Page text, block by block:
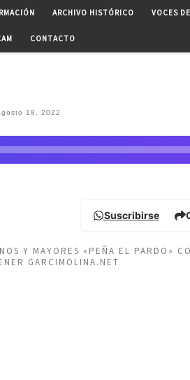
ARCHIVO HISTÓRICO VOCES
CONTACTO
18, 2022
Suscribirse
Y MAYORES «PEÑA EL PARDO»
GARCIMOLINA.NET